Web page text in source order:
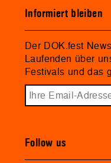
Informiert bleiben
Der DOK.fest
Laufenden über
Festivals und das
Follow us